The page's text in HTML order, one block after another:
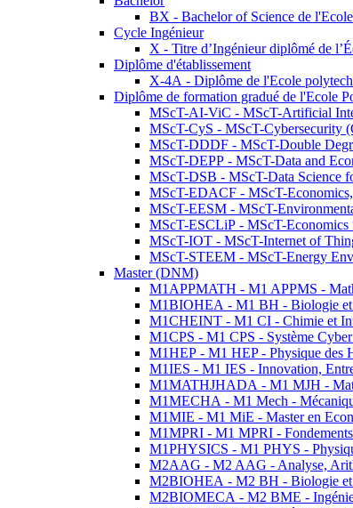
BX - Bachelor of Science de
Cycle Ingénieur
X - Titre d’Ingénieur diplômé de
Diplôme d'établissement
X-4A - Diplôme de l'Ecole
Diplôme de formation gradué de l'Ecole
MScT-AI-ViC - MScT-Artificial
MScT-CyS - MScT-Cybersecurity
MScT-DDDF - MScT-Double
MScT-DEPP - MScT-Data and
MScT-DSB - MScT-Data Science
MScT-EDACF - MScT-
MScT-EESM - MScT-
MScT-ESCLiP - MScT-
MScT-IOT - MScT-Internet of
MScT-STEEM - MScT-Energy
Master (DNM)
M1APPMATH - M1 APPMS -
M1BIOHEA - M1 BH - Biologie et
M1CHEINT - M1 CI - Chimie et
M1CPS - M1 CPS - Système
M1HEP - M1 HEP - Physique des
M1IES - M1 IES - Innovation,
M1MATHJHADA - M1 MJH -
M1MECHA - M1 Mech -
M1MIE - M1 MiE - Master en
M1MPRI - M1 MPRI -
M1PHYSICS - M1 PHYS -
M2AAG - M2 AAG - Analyse,
M2BIOHEA - M2 BH - Biologie et
M2BIOMECA - M2 BME -